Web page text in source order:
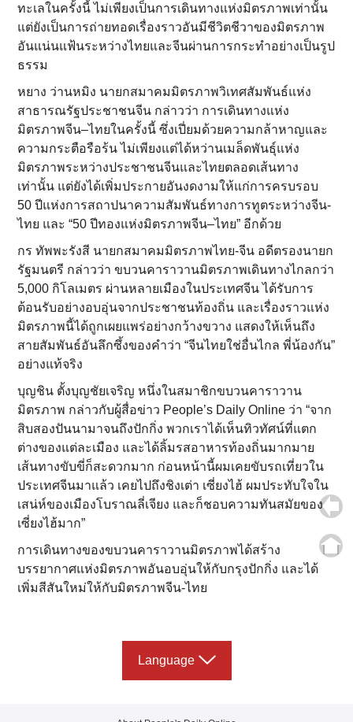
ทะเลในครั้งนี้ ไม่เพียงเป็นการเดินทางแห่งมิตรภาพเท่านั้น
แต่ยังเป็นการถ่ายทอดเรื่องราวอันมีชีวิตชีวาของมิตรภาพ
อันแน่นแฟ้นระหว่างไทยและจีนผ่านการกระทำอย่างเป็นรูป
ธรรม
หยาง ว่านหมิง นายกสมาคมมิตรภาพวิเทศสัมพันธ์แห่ง
สาธารณรัฐประชาชนจีน กล่าวว่า การเดินทางแห่ง
มิตรภาพจีน–ไทยในครั้งนี้ ซึ่งเปี่ยมด้วยความกล้าหาญและ
ความกระตือรือร้น ไม่เพียงแต่ได้หว่านเมล็ดพันธุ์แห่ง
มิตรภาพระหว่างประชาชนจีนและไทยตลอดเส้นทาง
เท่านั้น แต่ยังได้เพิ่มประกายอันงดงามให้แก่การครบรอบ
50 ปีแห่งการสถาปนาความสัมพันธ์ทางการทูตระหว่างจีน-
ไทย และ “50 ปีทองแห่งมิตรภาพจีน–ไทย” อีกด้วย
กร ทัพพะรังสี นายกสมาคมมิตรภาพไทย-จีน อดีตรองนายก
รัฐมนตรี กล่าวว่า ขบวนคาราวานมิตรภาพเดินทางไกลกว่า
5,000 กิโลเมตร ผ่านหลายเมืองในประเทศจีน ได้รับการ
ต้อนรับอย่างอบอุ่นจากประชาชนท้องถิ่น และเรื่องราวแห่ง
มิตรภาพนี้ได้ถูกเผยแพร่อย่างกว้างขวาง แสดงให้เห็นถึง
สายสัมพันธ์อันลึกซึ้งของคำว่า “จีนไทยใช่อื่นไกล พี่น้องกัน”
อย่างแท้จริง
บุญชิน ตั้งบุญชัยเจริญ หนึ่งในสมาชิกขบวนคาราวาน
มิตรภาพ กล่าวกับผู้สื่อข่าว People’s Daily Online ว่า “จาก
สิบสองปันนามาจนถึงปักกิ่ง พวกเราได้เห็นทิวทัศน์ที่แตก
ต่างของแต่ละเมือง และได้ลิ้มรสอาหารท้องถิ่นมากมาย
เส้นทางขับขี่ก็สะดวกมาก ก่อนหน้านี้ผมเคยขับรถเที่ยวใน
ประเทศจีนมาแล้ว เคยไปถึงชิงเต่า เซี่ยงไฮ้ ผมประทับใจใน
เสน่ห์ของเมืองโบราณลี่เจียง และก็ชอบความทันสมัยของ
เซี่ยงไฮ้มาก”
การเดินทางของขบวนคาราวานมิตรภาพได้สร้าง
บรรยากาศแห่งมิตรภาพอันอบอุ่นให้กับกรุงปักกิ่ง และได้
เพิ่มสีสันใหม่ให้กับมิตรภาพจีน-ไทย
Language